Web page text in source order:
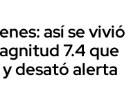
así se vivió
7.4 que
desató alerta